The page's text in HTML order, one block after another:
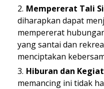
Mempererat Tali
diharapkan dapat
mempererat
yang santai dan
menciptakan
Hiburan dan
memancing ini tidak